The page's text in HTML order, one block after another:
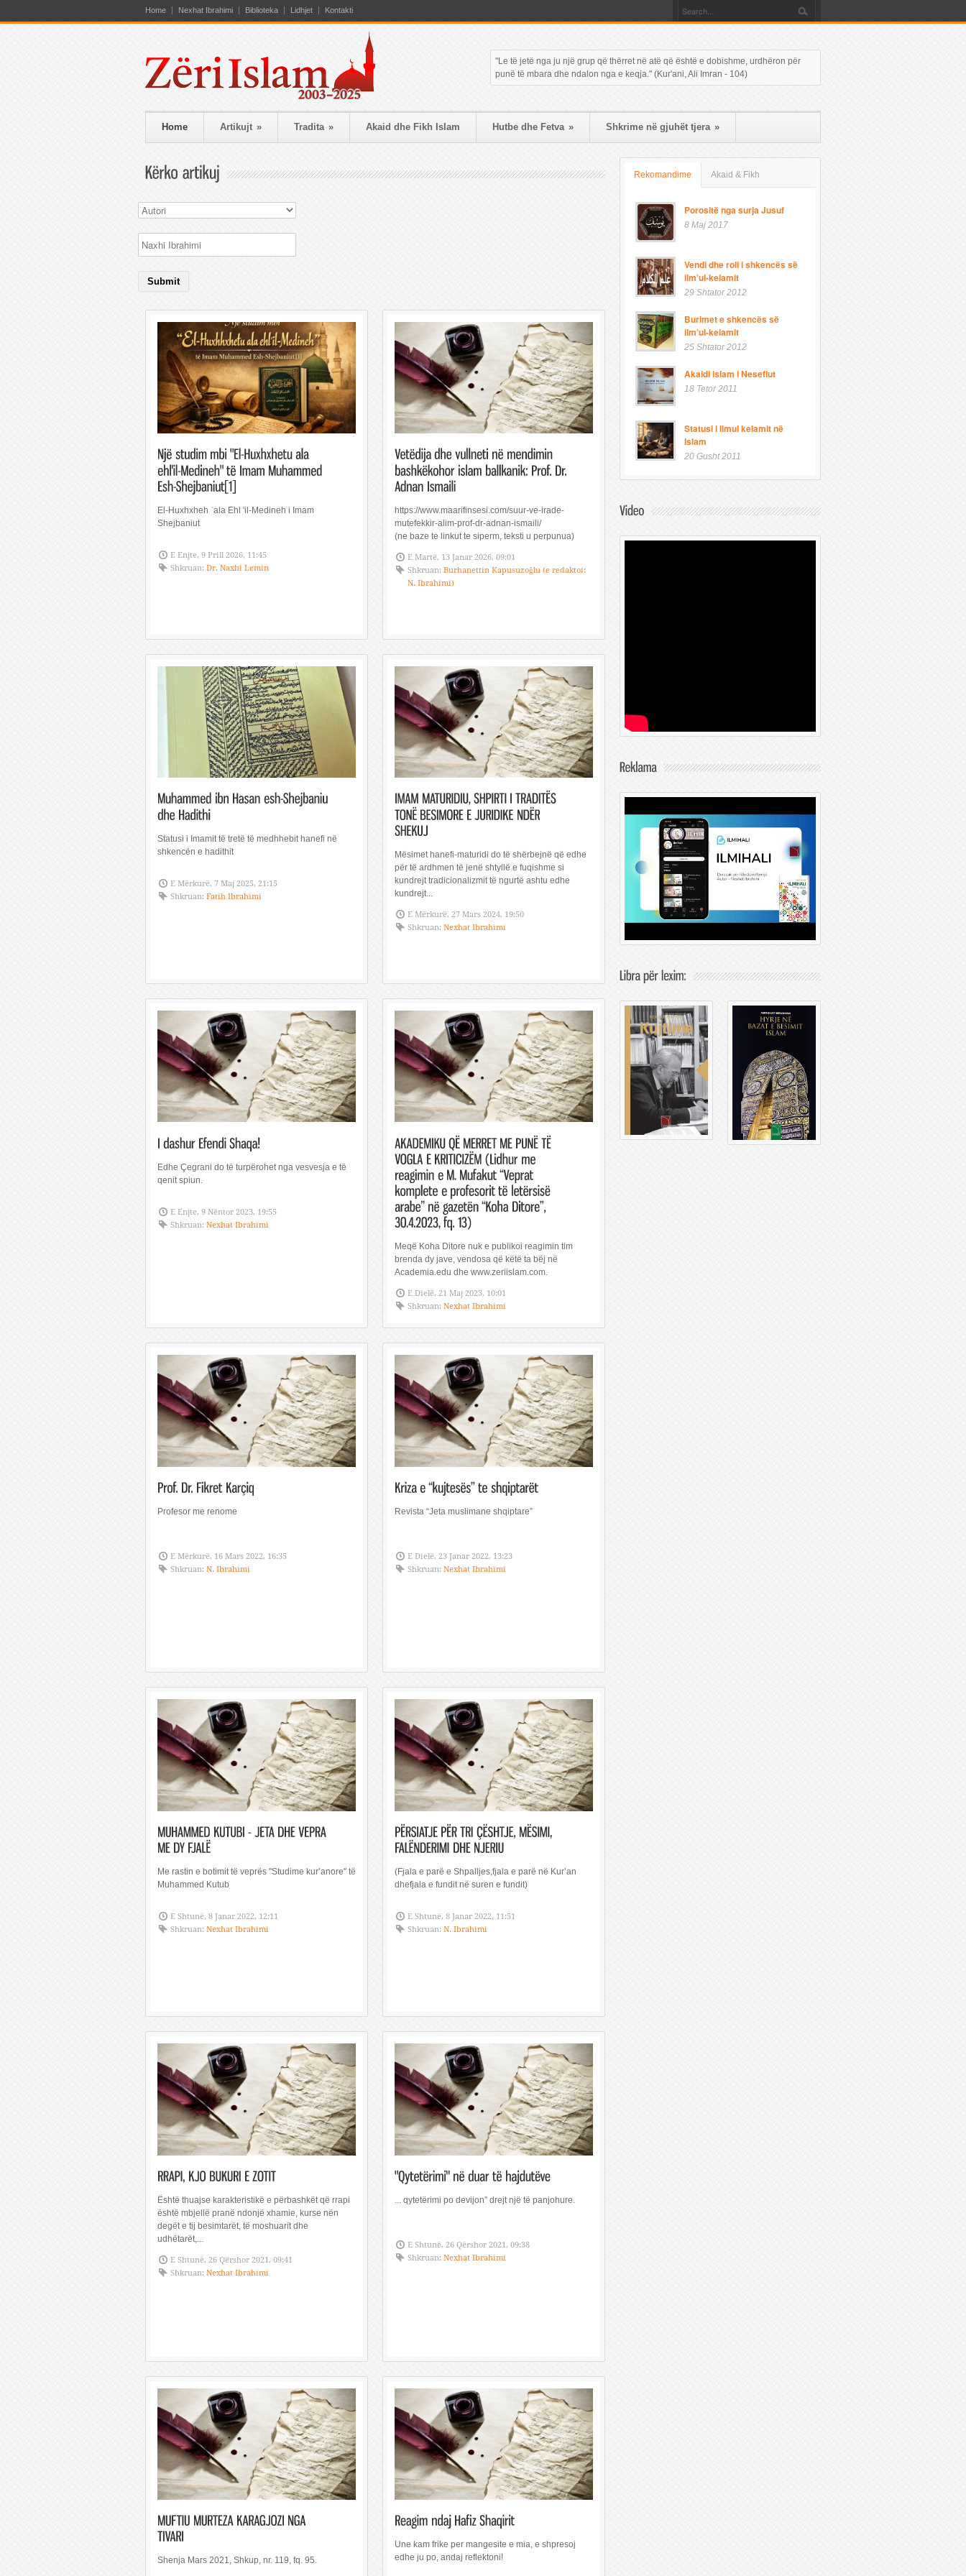
Home Nexhat Ibrahimi Biblioteka Lidhjet Kontakti
"Le të jetë nga ju një grup që thërret në atë që është e dobishme, urdhëron për
punë të mbara dhe ndalon nga e keqja." (Kur'ani, Ali Imran - 104)
Home Artikujt » Tradita » Akaid dhe Fikh Islam Hutbe dhe Fetva » Shkrime në gjuhët tjera »
El-Huxhxheh ʿala Ehl 'il-Medineh i Imam
Shejbaniut
E Enjte, 9 Prill 2026, 11:45
Shkruan: Dr. Naxhi Lemin
https://www.maarifinsesi.com/suur-ve-irade-
mutefekkir-alim-prof-dr-adnan-ismaili/
(ne baze te linkut te siperm, teksti u perpunua)
E Martë, 13 Janar 2026, 09:01
Shkruan: Burhanettin Kapusuzoğlu (e redaktoi:
N. Ibrahimi)
Statusi i Imamit të tretë të medhhebit hanefi në
shkencën e hadithit
E Mërkurë, 7 Maj 2025, 21:15
Shkruan: Fatih Ibrahimi
Mësimet hanefi-maturidi do të shërbejnë që edhe
për të ardhmen të jenë shtyllë e fuqishme si
kundrejt tradicionalizmit të ngurtë ashtu edhe
kundrejt...
E Mërkurë, 27 Mars 2024, 19:50
Shkruan: Nexhat Ibrahimi
Edhe Çegrani do të turpërohet nga vesvesja e të
qenit spiun.
E Enjte, 9 Nëntor 2023, 19:55
Shkruan: Nexhat Ibrahimi
Meqë Koha Ditore nuk e publikoi reagimin tim
brenda dy jave, vendosa që këtë ta bëj në
Academia.edu dhe www.zeriislam.com.
E Dielë, 21 Maj 2023, 10:01
Shkruan: Nexhat Ibrahimi
Profesor me renome
E Mërkurë, 16 Mars 2022, 16:35
Shkruan: N. Ibrahimi
Revista “Jeta muslimane shqiptare”
E Dielë, 23 Janar 2022, 13:23
Shkruan: Nexhat Ibrahimi
Me rastin e botimit të veprës "Studime kur’anore" të
Muhammed Kutub
E Shtunë, 8 Janar 2022, 12:11
Shkruan: Nexhat Ibrahimi
(Fjala e parë e Shpalljes,fjala e parë në Kur’an
dhefjala e fundit në suren e fundit)
E Shtunë, 8 Janar 2022, 11:51
Shkruan: N. Ibrahimi
Është thuajse karakteristikë e përbashkët që rrapi
është mbjellë pranë ndonjë xhamie, kurse nën
degët e tij besimtarët, të moshuarit dhe
udhëtarët,...
E Shtunë, 26 Qërshor 2021, 09:41
Shkruan: Nexhat Ibrahimi
... qytetërimi po devijon” drejt një të panjohure.
E Shtunë, 26 Qërshor 2021, 09:38
Shkruan: Nexhat Ibrahimi
Shenja Mars 2021, Shkup, nr. 119, fq. 95.
Une kam frike per mangesite e mia, e shpresoj
edhe ju po, andaj reflektoni!
Rekomandime Akaid & Fikh
Porositë nga surja Jusuf
8 Maj 2017
Vendi dhe roli i shkencës së
ilm’ul-kelamit
29 Shtator 2012
Burimet e shkencës së
ilm’ul-kelamit
25 Shtator 2012
Akaidi islam i Nesefiut
18 Tetor 2011
Statusi i ilmul kelamit në
Islam
20 Gusht 2011